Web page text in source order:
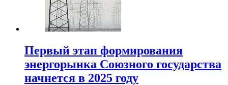
Первый этап формирования
энергорынка Союзного государства
начнется в 2025 году